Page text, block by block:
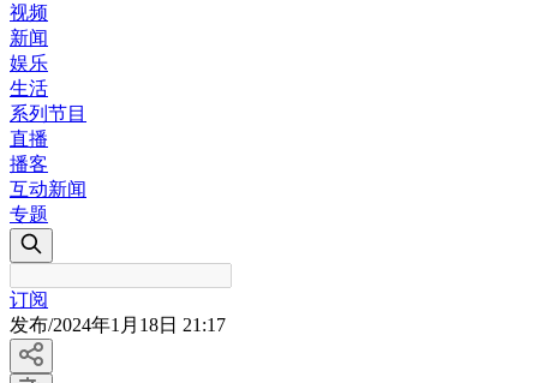
视频
新闻
娱乐
生活
系列节目
直播
播客
互动新闻
专题
订阅
发布/2024年1月18日 21:17